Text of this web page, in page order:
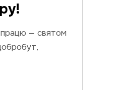
працю — святом